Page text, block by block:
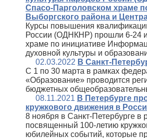
Спасо-Парголовском храме
Выборгского района и
Курсы повышения
России (ОДНКНР) прошли 6-24
храме по инициативе
духовной культуры и
02.03.2022 В Санкт-
С 1 по 30 марта в рамках
«Образование» проводится
бюджетных
08.11.2021 В Петербурге
кружкового движения в
8 ноября в Санкт‑Петербурге в
посвященный 100-летию
юбилейных событий, которые